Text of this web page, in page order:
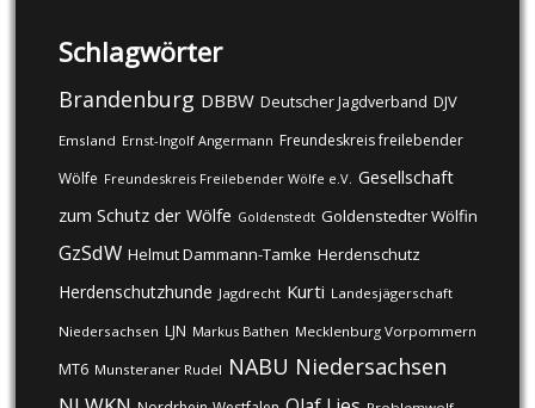
Schlagwörter
Brandenburg DBBW Deutscher Jagdverband DJV
Emsland Ernst-Ingolf Angermann Freundeskreis freilebender
Wölfe Freundeskreis Freilebender Wölfe e.V. Gesellschaft
zum Schutz der Wölfe Goldenstedt Goldenstedter Wölfin
GzSdW Helmut Dammann-Tamke Herdenschutz
Herdenschutzhunde Jagdrecht Kurti Landesjägerschaft
Niedersachsen LJN Markus Bathen Mecklenburg Vorpommern
MT6 Munsteraner Rudel NABU Niedersachsen